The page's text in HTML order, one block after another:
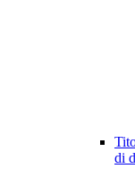
di